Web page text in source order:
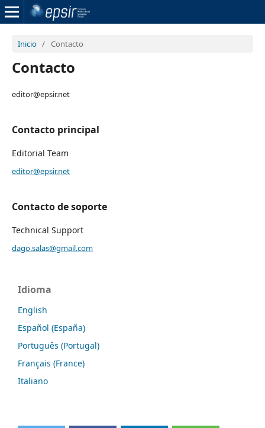
Inicio / Contacto
Contacto
editor@epsir.net
Contacto principal
Editorial Team
editor@epsir.net
Contacto de soporte
Technical Support
dago.salas@gmail.com
Idioma
English
Español (España)
Português (Portugal)
Français (France)
Italiano